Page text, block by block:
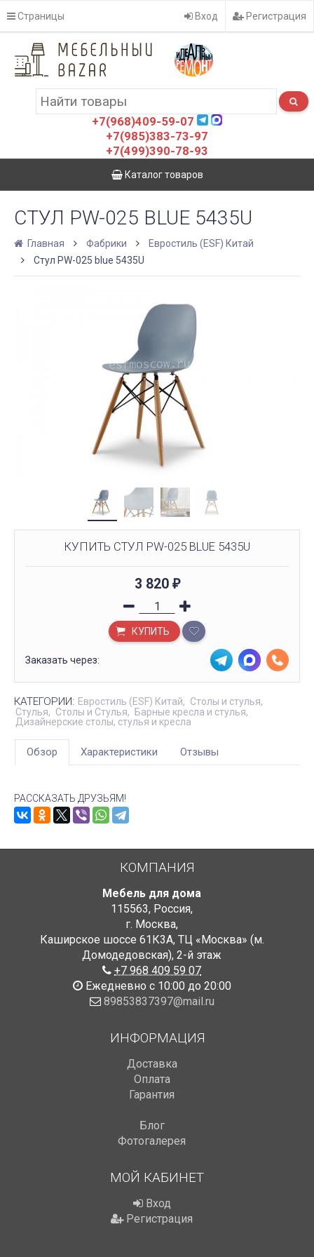
Страницы Вход Регистрация
+7(968)409-59-07
+7(985)383-73-97
+7(499)390-78-93
Каталог товаров
СТУЛ PW-025 BLUE 5435U
Главная Фабрики
Евростиль (ESF) Китай
Стул PW-025 blue 5435U
КУПИТЬ СТУЛ PW-025 BLUE 5435U
3 820 ₽
КУПИТЬ
Заказать через:
КАТЕГОРИИ: Евростиль (ESF) Китай
Столы и стулья
Стулья
Столы и Стулья
Барные кресла и стулья
Дизайнерские столы, стулья и кресла
Обзор Характеристики Отзывы
РАССКАЗАТЬ ДРУЗЬЯМ!
КОМПАНИЯ
Мебель для дома
115563, Россия,
г. Москва,
Каширское шоссе 61К3А, ТЦ «Москва» (м.
Домодедовская), 2-й этаж
+7 968 409 59 07
Ежедневно с 10:00 до 20:00
89853837397@mail.ru
ИНФОРМАЦИЯ
Доставка
Оплата
Гарантия
Блог
Фотогалерея
МОЙ КАБИНЕТ
Вход
Регистрация